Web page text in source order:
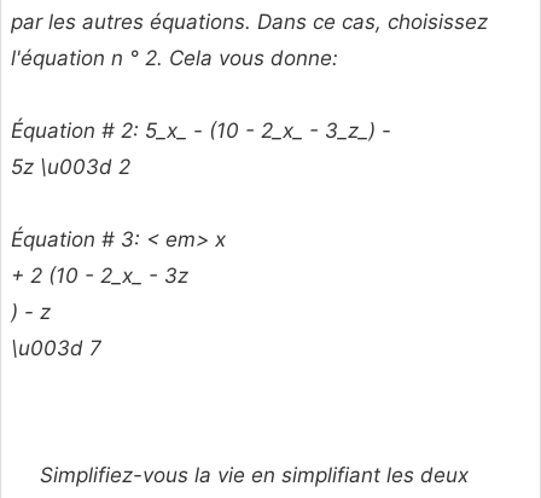
par les autres équations. Dans ce cas, choisissez
l'équation n ° 2. Cela vous donne:
Équation # 2: 5_x_ - (10 - 2_x_ - 3_z_) -
5z \u003d 2
Équation # 3: < em> x
+ 2 (10 - 2_x_ - 3z
) - z
\u003d 7
Simplifiez-vous la vie en simplifiant les deux